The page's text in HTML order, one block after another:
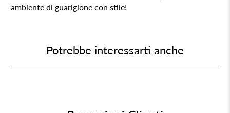
ambiente di guarigione con stile!
Potrebbe interessarti anche